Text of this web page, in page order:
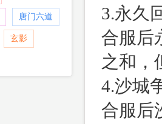
唐门六道
玄影
3.永久
合服后
之和，
4.沙
合服后